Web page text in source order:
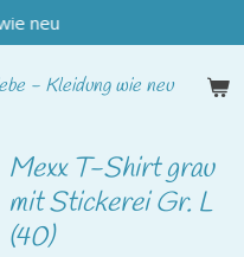
- Kleidung wie neu
neu
Mexx T-Shirt grau
mit Stickerei Gr. L
(40)